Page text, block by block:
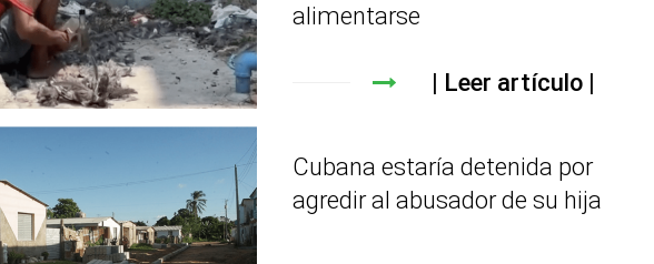
alimentarse
Leer artículo
Cubana estaría detenida por
agredir al abusador de su hija